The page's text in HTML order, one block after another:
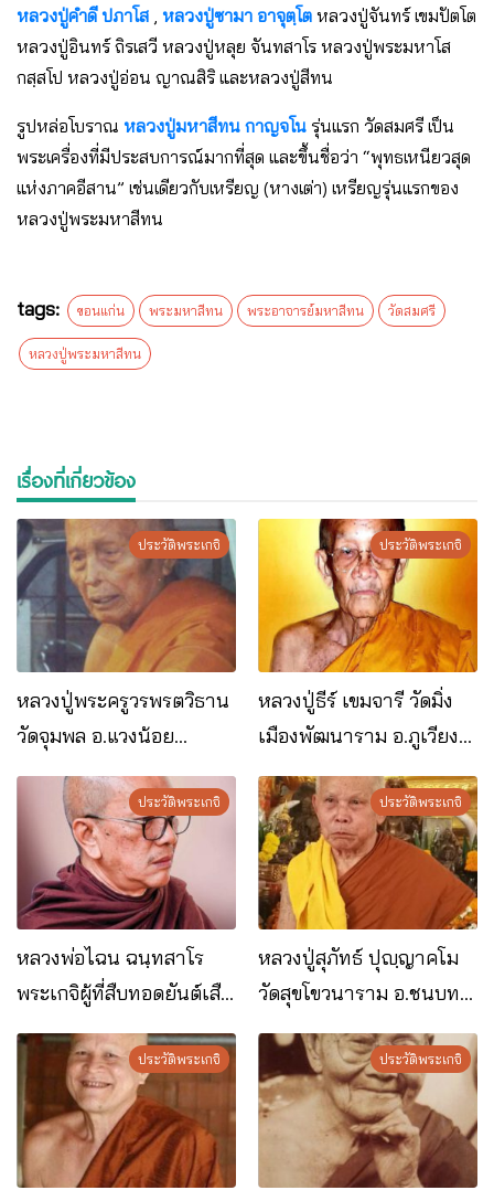
หลวงปู่คำดี ปภาโส หลวงปู่ซามา อาจุตฺโต หลวงปู่จันทร์ เขมปัตโต
หลวงปู่อินทร์ ถิรเสวี หลวงปู่หลุย จันทสาโร หลวงปู่พระมหาโส
กสฺสโป หลวงปู่อ่อน ญาณสิริ และหลวงปู่สีทน
รูปหล่อโบราณ หลวงปู่มหาสีทน กาญจโน รุ่นแรก วัดสมศรี เป็น
พระเครื่องที่มีประสบการณ์มากที่สุด และขึ้นชื่อว่า “พุทธเหนียวสุด
แห่งภาคอีสาน” เช่นเดียวกับเหรียญ (หางเต่า) เหรียญรุ่นแรกของ
หลวงปู่พระมหาสีทน
tags: ขอนแก่น พระมหาสีทน พระอาจารย์มหาสีทน วัดสมศรี
หลวงปู่พระมหาสีทน
เรื่องที่เกี่ยวข้อง
ประวัติพระเกจิ
หลวงปู่พระครูวรพรตวิธาน
วัดจุมพล อ.แวงน้อย
จ.ขอนแก่น
ประวัติพระเกจิ
หลวงปู่ธีร์ เขมจารี วัดมิ่ง
เมืองพัฒนาราม อ.ภูเวียง
จ.ขอนแก่น
ประวัติพระเกจิ
หลวงพ่อไฉน ฉนฺทสาโร
พระเกจิผู้ที่สืบทอดยันต์เสือ
หัวขาดอันโด่งดัง
ประวัติพระเกจิ
หลวงปู่สุภัทธ์ ปุญฺญาคโม​
วัดสุขโขวนาราม อ.ชนบท
จ.ขอนแก่น
ประวัติพระเกจิ ประวัติพระเกจิ